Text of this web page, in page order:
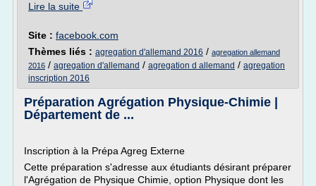
Lire la suite
Site : facebook.com
Thèmes liés : agregation d'allemand 2016 / agregation allemand
2016 / agregation d'allemand / agregation d allemand / agregation
inscription 2016
Préparation Agrégation Physique-Chimie |
Département de ...
Inscription à la Prépa Agreg Externe
Cette préparation s'adresse aux étudiants désirant préparer
l'Agrégation de Physique Chimie, option Physique dont les